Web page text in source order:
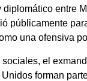
entre
públicamente
una ofensiva
el
forman